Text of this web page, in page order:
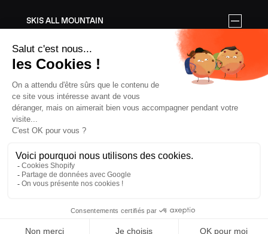
SKIS ALL MOUNTAIN
Guide des tailles All Mountain
Cartes Cadeaux
Last Chance
ÉQUIPEMENT
Tout l'Équipement
Casques
Fixations
Bâtons
Couteaux
Textile
Cartes Cadeaux
Last Chance
CONFIDENTIALITÉ CGV MENTIONS LÉGALES
2026 SLOVÉNIE, € EUR